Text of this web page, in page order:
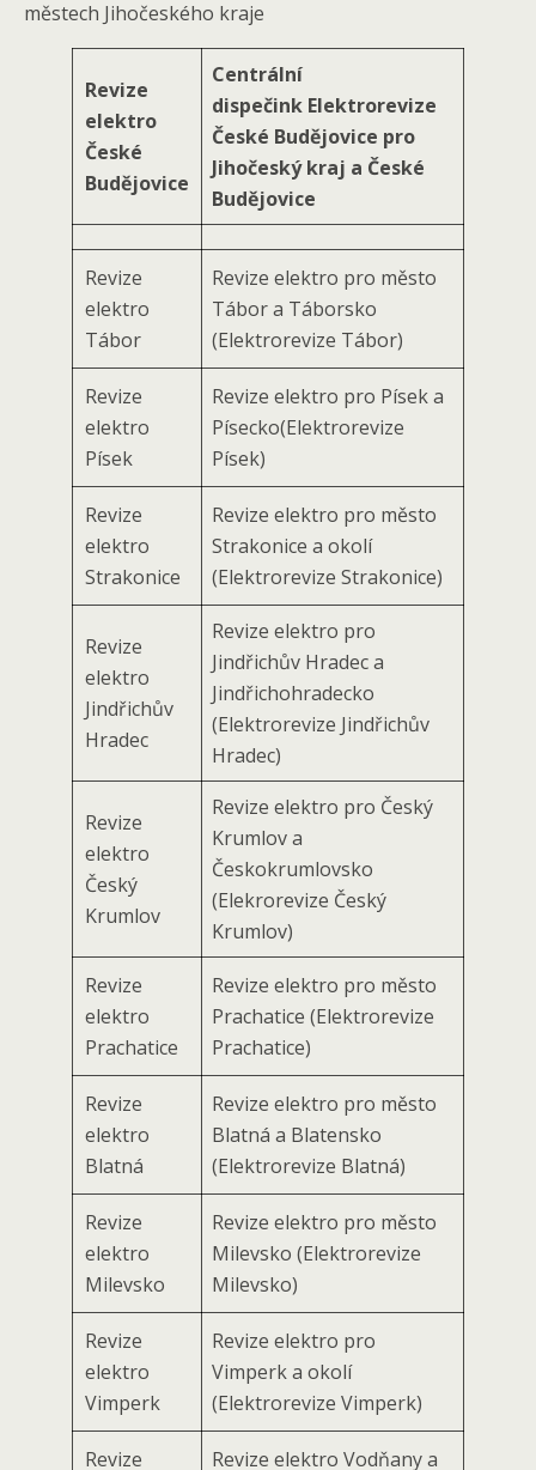
městech Jihočeského kraje
Revize
elektro
České
Budějovice
Centrální
dispečink Elektrorevize
České Budějovice pro
Jihočeský kraj a České
Budějovice
Revize
elektro
Tábor
Revize elektro pro město
Tábor a Táborsko
(Elektrorevize Tábor)
Revize
elektro
Písek
Revize elektro pro Písek a
Písecko(Elektro­revize
Písek)
Revize
elektro
Strakonice
Revize elektro pro město
Strakonice a okolí
(Elektrorevize Strakonice)
Revize
elektro
Jindřichův
Hradec
Revize elektro pro
Jindřichův Hradec a
Jindřichohradecko
(Elektrorevize Jindřichův
Hradec)
Revize
elektro
Český
Krumlov
Revize elektro pro Český
Krumlov a
Českokrumlovsko
(Elekrorevize Český
Krumlov)
Revize
elektro
Prachatice
Revize elektro pro město
Prachatice (Elektrorevize
Prachatice)
Revize
elektro
Blatná
Revize elektro pro město
Blatná a Blatensko
(Elektrorevize Blatná)
Revize
elektro
Milevsko
Revize elektro pro město
Milevsko (Elektrorevize
Milevsko)
Revize
elektro
Vimperk
Revize elektro pro
Vimperk a okolí
(Elektrorevize Vimperk)
Revize Revize elektro Vodňany a